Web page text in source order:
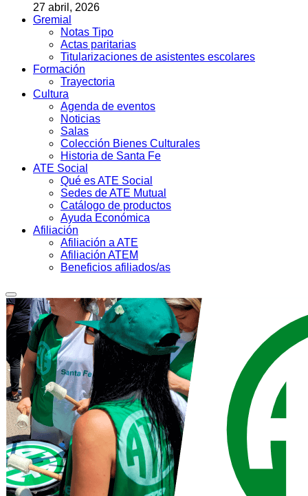
27 abril, 2026
Gremial
Notas Tipo
Actas paritarias
Titularizaciones de asistentes escolares
Formación
Trayectoria
Cultura
Agenda de eventos
Noticias
Salas
Colección Bienes Culturales
Historia de Santa Fe
ATE Social
Qué es ATE Social
Sedes de ATE Mutual
Catálogo de productos
Ayuda Económica
Afiliación
Afiliación a ATE
Afiliación ATEM
Beneficios afiliados/as